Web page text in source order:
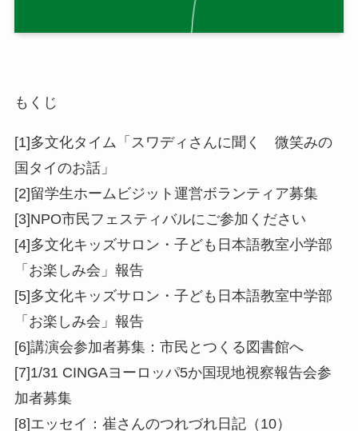
もくじ
[1]多文化タイム「スワディさんに聞く 微笑みの
国タイのお話」
[2]留学生ホームビジット運営ボランティア募集
[3]NPO市民フェスティバルにご参加ください
[4]多文化キッズサロン・子ども日本語教室小学部
「お楽しみ会」報告
[5]多文化キッズサロン・子ども日本語教室中学部
「お楽しみ会」報告
[6]講演会参加者募集：市民とつくる図書館へ
[7]1/31 CINGAヨーロッパ5か国現地視察報告会参
加者募集
[8]エッセイ：崔さんのつれづれ日記（10）